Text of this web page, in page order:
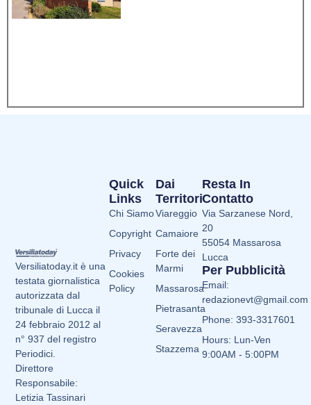
Versiliatoday.it è una
testata giornalistica
autorizzata dal
tribunale di Lucca il
24 febbraio 2012 al
n° 937 del registro
Periodici.
Direttore
Responsabile:
Letizia Tassinari
Dai
Territori
Viareggio
Camaiore
Forte dei
Marmi
Massarosa
Pietrasanta
Seravezza
Stazzema
Quick
Links
Chi Siamo
Copyright
Privacy
Cookies
Policy
Resta In
Contatto
Via Sarzanese Nord,
20
55054 Massarosa
Lucca
Per Pubblicità
Email:
redazionevt@gmail.com
Phone: 393-3317601
Hours: Lun-Ven
9:00AM - 5:00PM